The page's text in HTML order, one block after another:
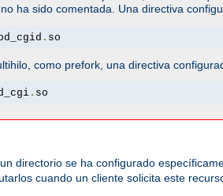
no ha sido comentada. Una directiva
. so
como prefork, una directiva
. so
directorio se ha configurado
cuando un cliente solicita este